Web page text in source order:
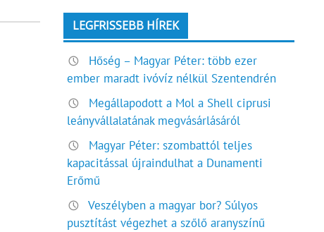
LEGFRISSEBB HÍREK
Hőség – Magyar Péter: több ezer
ember maradt ivóvíz nélkül Szentendrén
Megállapodott a Mol a Shell ciprusi
leányvállalatának megvásárlásáról
Magyar Péter: szombattól teljes
kapacitással újraindulhat a Dunamenti
Erőmű
Veszélyben a magyar bor? Súlyos
pusztítást végezhet a szőlő aranyszínű